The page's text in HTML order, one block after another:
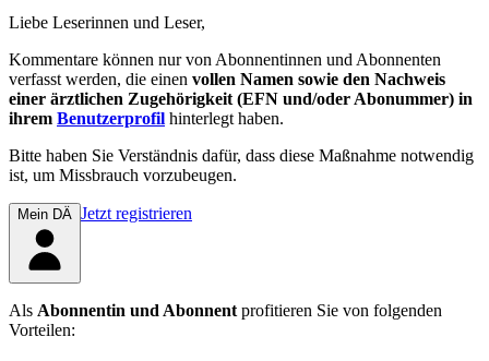
Liebe Leserinnen und Leser,
Kommentare können nur von Abonnentinnen und Abonnenten
verfasst werden, die einen vollen Namen sowie den Nachweis
einer ärztlichen Zugehörigkeit (EFN und/oder Abonummer) in
ihrem Benutzerprofil hinterlegt haben.
Bitte haben Sie Verständnis dafür, dass diese Maßnahme notwendig
ist, um Missbrauch vorzubeugen.
Mein DÄ Jetzt registrieren
Als Abonnentin und Abonnentprofitieren Sie von folgenden
Vorteilen: